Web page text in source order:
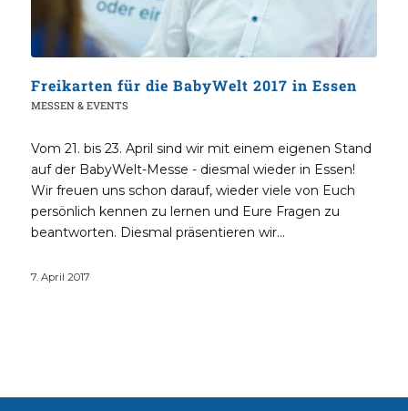
Freikarten für die BabyWelt 2017 in Essen
MESSEN & EVENTS
Vom 21. bis 23. April sind wir mit einem eigenen Stand
auf der BabyWelt-Messe - diesmal wieder in Essen!
Wir freuen uns schon darauf, wieder viele von Euch
persönlich kennen zu lernen und Eure Fragen zu
beantworten. Diesmal präsentieren wir…
7. April 2017